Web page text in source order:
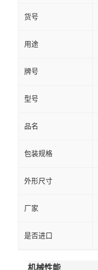
货号
用途
牌号
型号
品名
包装规格
外形尺寸
厂家
是否进口
机械性能